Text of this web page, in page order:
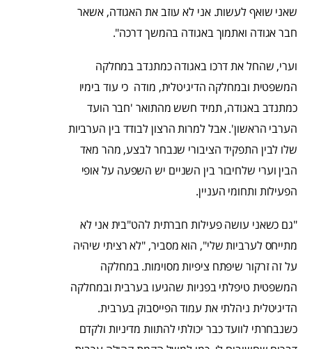
שאני שואף לעשות. אני לא עוזב את האגודה, אשאר
חבר אגודה ואתמוך באגודה בהמשך דרכה".
וערי, שהחל את דרכו באגודה כמתנדב במחלקה
המשפטית ובמחלקה הדיגיטלית, מודה כי עוד בימיו
כמתנדב באגודה, תמיד חשש מהתואר 'חבר הועד
הערבי הראשון'. אבל למרות הרצון לבודד בין הערביות
שלו לבין התפקיד הציבורי שנבחר לבצע, מהר מאד
הבין וערי שלחיבור בין השניים יש השפעה על אופי
הפעילות ותחומי העניין.
"גם כשאני עושה פעילות חברתית להט"בית אני לא
מתייחס לערביות שלי", הוא מסביר, "לא רציתי שיהיה
על זה זרקור שיפתח ציפיות מסוימות. במחלקה
המשפטית טיפלתי בפניות שהגיעו בערבית ובמחלקה
הדיגיטלית ניהלתי את עמוד הפייסבוק בערבית.
כשנבחרתי לוועד כבר יכולתי להתוות מדיניות ולקדם